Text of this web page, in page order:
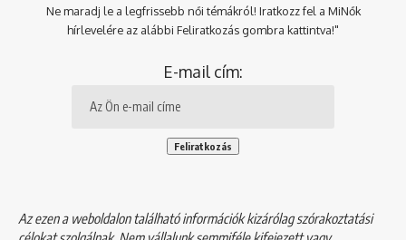
Ne maradj le a legfrissebb női témákról! Iratkozz fel a MiNők
hírlevelére az alábbi Feliratkozás gombra kattintva!"
E-mail cím:
Az ezen a weboldalon található információk kizárólag szórakoztatási